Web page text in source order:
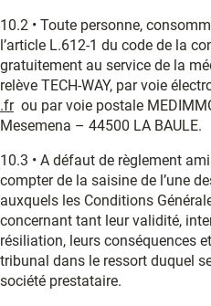
10.2 • Toute personne,
l’article L.612-1 du code de la
gratuitement au service de la
relève TECH-WAY, par voie
.frou par voie postale
Mesemena – 44500 LA BAULE.
10.3 • A défaut de règlement
compter de la saisine de l’une
auxquels les Conditions
concernant tant leur validité,
résiliation, leurs conséquences
tribunal dans le ressort duquel
société prestataire.